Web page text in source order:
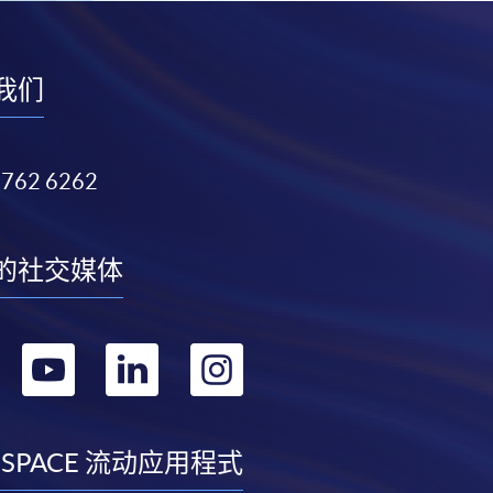
们
6262
社交媒体
转
youtube
转
linkedin
转
instagram
流动应用程式